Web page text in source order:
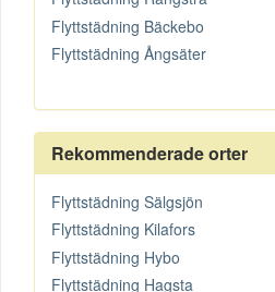
Flyttstädning Bäckebo
Flyttstädning Ångsäter
Rekommenderade orter
Flyttstädning Sälgsjön
Flyttstädning Kilafors
Flyttstädning Hybo
Flyttstädning Hagsta